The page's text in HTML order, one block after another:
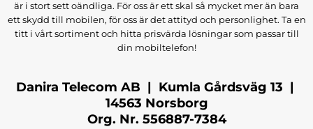
är i stort sett oändliga. För oss är ett skal så mycket mer än bara
ett skydd till mobilen, för oss är det attityd och personlighet. Ta en
titt i vårt sortiment och hitta prisvärda lösningar som passar till
din mobiltelefon!
Danira Telecom AB | Kumla Gårdsväg 13 |
14563 Norsborg
Org. Nr. 556887-7384